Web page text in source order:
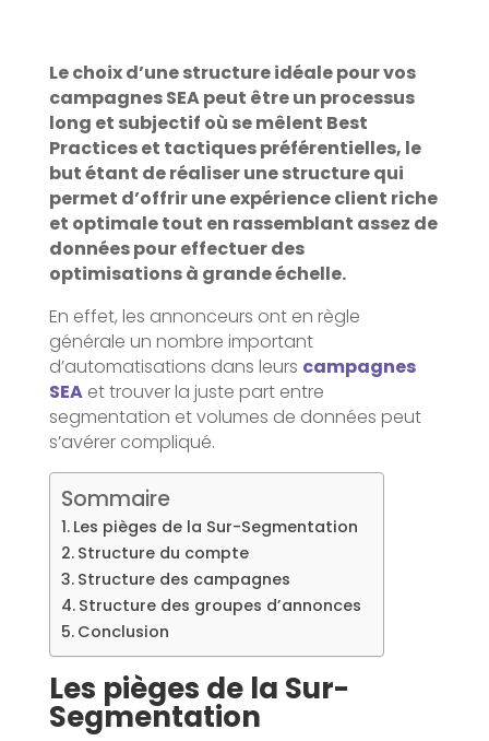
Le choix d’une structure idéale pour vos
campagnes SEA peut être un processus
long et subjectif où se mêlent Best
Practices et tactiques préférentielles, le
but étant de réaliser une structure qui
permet d’offrir une expérience client riche
et optimale tout en rassemblant assez de
données pour effectuer des
optimisations à grande échelle.
En effet, les annonceurs ont en règle
générale un nombre important
d’automatisations dans leurs campagnes
SEAet trouver la juste part entre
segmentation et volumes de données peut
s’avérer compliqué.
Sommaire
Les pièges de la Sur-Segmentation
Structure du compte
Structure des campagnes
Structure des groupes d’annonces
Conclusion
Les pièges de la Sur-
Segmentation